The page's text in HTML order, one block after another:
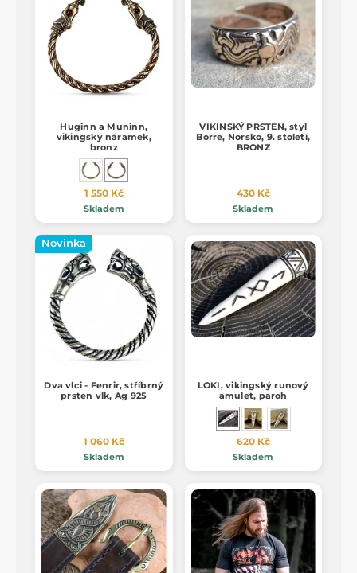
Huginn a Muninn,
vikingský náramek,
bronz
1 550 Kč
Skladem
VIKINSKÝ PRSTEN, styl
Borre, Norsko, 9. století,
BRONZ
430 Kč
Skladem
Novinka
Dva vlci - Fenrir, stříbrný
prsten vlk, Ag 925
1 060 Kč
Skladem
LOKI, vikingský runový
amulet, paroh
620 Kč
Skladem